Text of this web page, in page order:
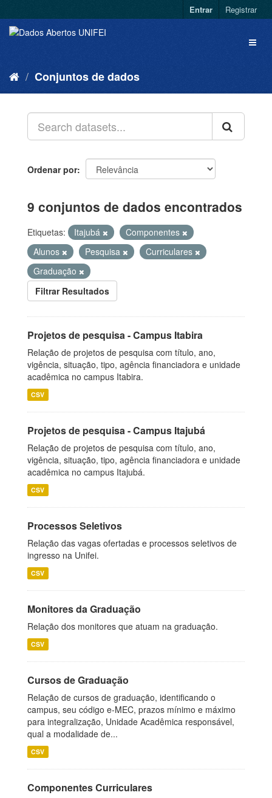
Entrar Registrar
Conjuntos de dados
Ordenar por
9 conjuntos de dados encontrados
Etiquetas: Itajubá
Componentes
Alunos
Pesquisa
Curriculares
Graduação
Filtrar Resultados
Projetos de pesquisa - Campus Itabira
Relação de projetos de pesquisa com título, ano,
vigência, situação, tipo, agência financiadora e unidade
acadêmica no campus Itabira.
CSV
Projetos de pesquisa - Campus Itajubá
Relação de projetos de pesquisa com título, ano,
vigência, situação, tipo, agência financiadora e unidade
acadêmica no campus Itajubá.
CSV
Processos Seletivos
Relação das vagas ofertadas e processos seletivos de
ingresso na Unifei.
CSV
Monitores da Graduação
Relação dos monitores que atuam na graduação.
CSV
Cursos de Graduação
Relação de cursos de graduação, identificando o
campus, seu código e-MEC, prazos mínimo e máximo
para integralização, Unidade Acadêmica responsável,
qual a modalidade de...
CSV
Componentes Curriculares